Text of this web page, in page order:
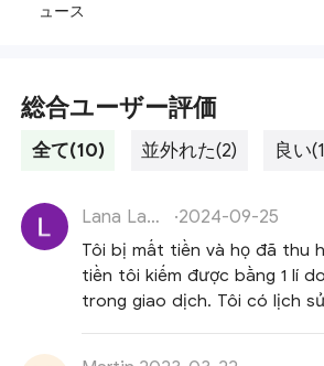
ュース
総合ユーザー評価
全て(10) 並外れた(2) 良い
Lana Lame ·2024-09-25
Tôi bị mất tiền và họ đã thu
tiền tôi kiếm được bằng 1 lí
trong giao dịch. Tôi có lịch